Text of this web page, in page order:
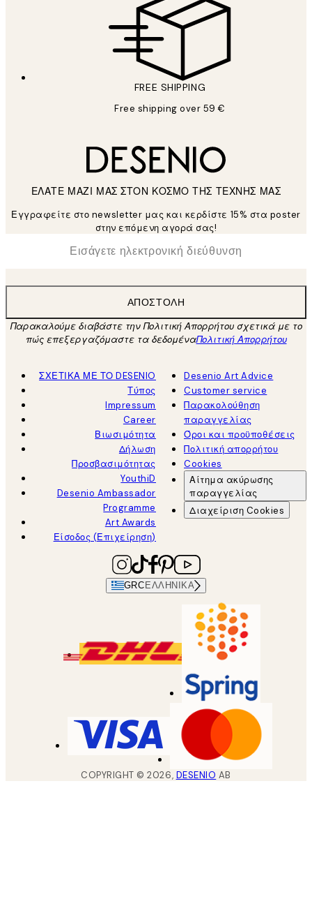
FREE SHIPPING
Free shipping over 59 €
ΕΛΑΤΕ ΜΑΖΙ ΜΑΣ ΣΤΟΝ ΚΟΣΜΟ ΤΗΣ ΤΕΧΝΗΣ ΜΑΣ
Εγγραφείτε στο newsletter μας και κερδίστε 15% στα poster
στην επόμενη αγορά σας!
Ηλεκτρονική Διεύθυνση
ΑΠΟΣΤΟΛΉ
Παρακαλούμε διαβάστε την Πολιτική Απορρήτου σχετικά με το
πώς επεξεργαζόμαστε τα δεδομέναΠολιτική Απορρήτου
ΣΧΕΤΙΚΑ ΜΕ ΤΟ DESENIO
Τύπος
Impressum
Career
Βιωσιμότητα
Δήλωση
Προσβασιμότητας
YouthiD
Desenio Ambassador
Programme
Art Awards
Είσοδος (Επιχείρηση)
Desenio Art Advice
Customer service
Παρακολούθηση
παραγγελίας
Όροι και προϋποθέσεις
Πολιτική απορρήτου
Cookies
Αίτημα ακύρωσης
παραγγελίας
Διαχείριση Cookies
GRC ΕΛΛΗΝΙΚΆ
COPYRIGHT ©2026, DESENIO AB